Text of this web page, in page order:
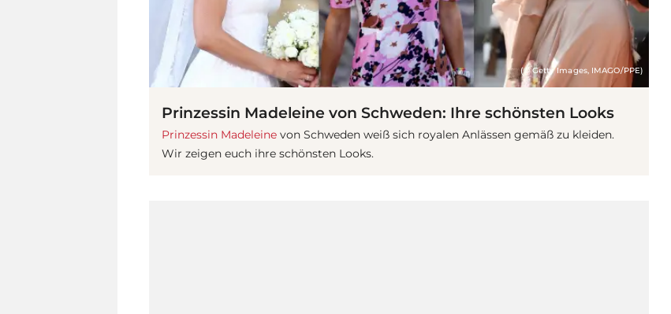
(© Getty Images, IMAGO/PPE)
Prinzessin Madeleine von Schweden: Ihre schönsten Looks
Prinzessin Madeleine von Schweden weiß sich royalen Anlässen gemäß zu kleiden.
Wir zeigen euch ihre schönsten Looks.